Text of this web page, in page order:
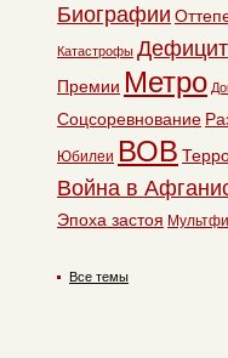
Биографии
Катастрофы Дефицит
Премии Метро
Соцсоревнование
Юбилеи ВОВ
Война в
Эпоха застоя
Все темы